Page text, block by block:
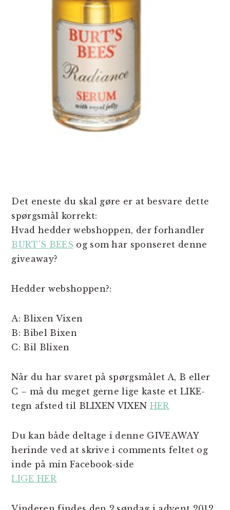
Det eneste du skal gøre er at besvare dette
spørgsmål korrekt:
Hvad hedder webshoppen, der forhandler
BURT’S BEES og som har sponseret denne
giveaway?
Hedder webshoppen?:
A: Blixen Vixen
B: Bibel Bixen
C: Bil Blixen
Når du har svaret på spørgsmålet A, B eller
C – må du meget gerne lige kaste et LIKE-
tegn afsted til BLIXEN VIXEN HER
Du kan både deltage i denne GIVEAWAY
herinde ved at skrive i comments feltet og
inde på min Facebook-side
LIGE HER